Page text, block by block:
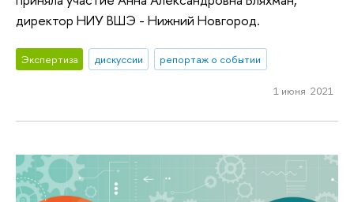
директор НИУ ВШЭ - Нижний Новгород.
Экспертиза дискуссии репортаж о событии
1 июня 2021